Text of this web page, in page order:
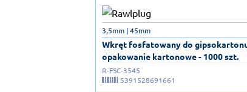
Wkręt fosfatowany do gipsokartonu
opakowanie kartonowe - 1000 szt.
3,5mm | 45mm
R-FSC-3545
5391528691661